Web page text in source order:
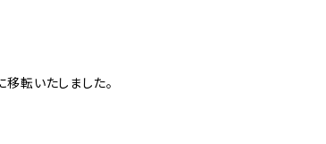
転いたしました。